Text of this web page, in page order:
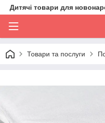
Дитячі товари для
Товари та послуги